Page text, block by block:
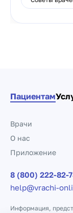
Пациентам
Врачи
О нас
Приложение
8 (800) 222-82-
help@vrachi-
Информация,